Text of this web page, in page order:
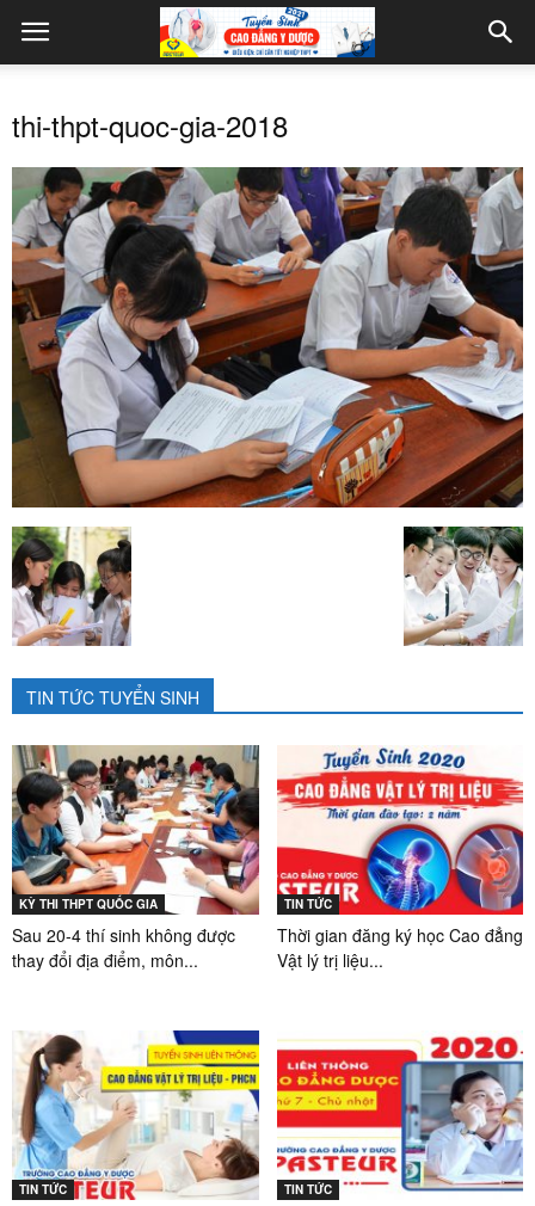
thi-thpt-quoc-gia-2018
TIN TỨC TUYỂN SINH
KỲ THI THPT QUỐC GIA
Sau 20-4 thí sinh không được
thay đổi địa điểm, môn...
TIN TỨC
Thời gian đăng ký học Cao đẳng
Vật lý trị liệu...
TIN TỨC TIN TỨC